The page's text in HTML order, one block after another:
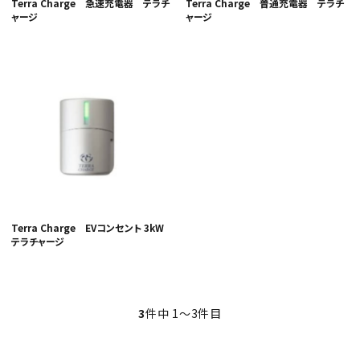
Terra Charge 急速充電器 テラチ
ャージ
Terra Charge 普通充電器 テラチ
ャージ
Terra Charge EVコンセント 3kW
テラチャージ
3件中 1〜3件目